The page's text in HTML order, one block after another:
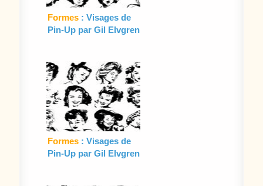
Formes : Visages de
Pin-Up par Gil Elvgren
Formes : Visages de
Pin-Up par Gil Elvgren